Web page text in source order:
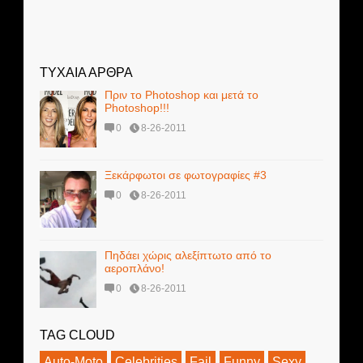
ΤΥΧΑΙΑ ΑΡΘΡΑ
Πριν το Photoshop και μετά το
Photoshop!!!
0 8-26-2011
Ξεκάρφωτοι σε φωτογραφίες #3
0 8-26-2011
Πηδάει χώρις αλεξίπτωτο από το
αεροπλάνο!
0 8-26-2011
TAG CLOUD